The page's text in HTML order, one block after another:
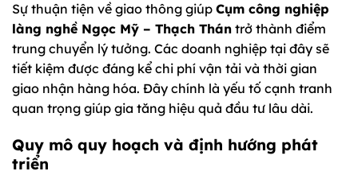
Sự thuận tiện về giao thông giúp Cụm công nghiệp
làng nghề Ngọc Mỹ – Thạch Thán trở thành điểm
trung chuyển lý tưởng. Các doanh nghiệp tại đây sẽ
tiết kiệm được đáng kể chi phí vận tải và thời gian
giao nhận hàng hóa. Đây chính là yếu tố cạnh tranh
quan trọng giúp gia tăng hiệu quả đầu tư lâu dài.
Quy mô quy hoạch và định hướng phát
triển